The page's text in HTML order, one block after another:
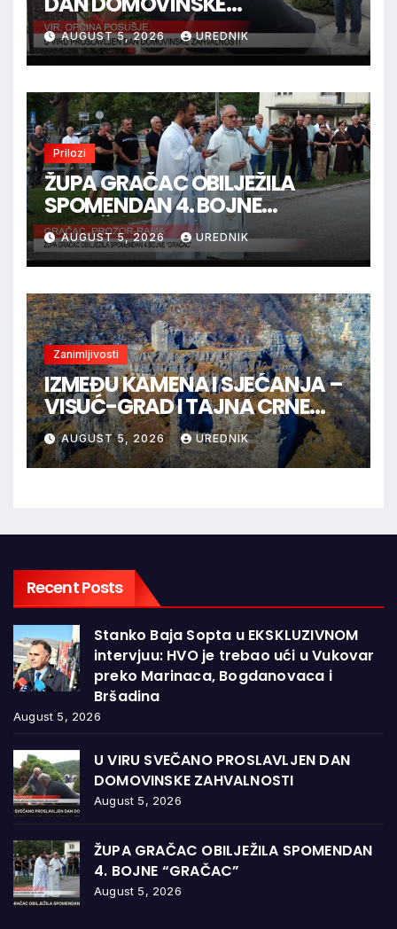
ZAHVALNOSTI
AUGUST 5, 2026 UREDNIK
Prilozi
ŽUPA GRAČAC OBILJEŽILA
SPOMENDAN 4. BOJNE
“GRAČAC”
AUGUST 5, 2026 UREDNIK
Zanimljivosti
IZMEĐU KAMENA I SJEĆANJA –
VISUĆ-GRAD I TAJNA CRNE
KRALJICE
AUGUST 5, 2026 UREDNIK
Recent Posts
Stanko Baja Sopta u EKSKLUZIVNOM
intervjuu: HVO je trebao ući u Vukovar
preko Marinaca, Bogdanovaca i
Bršadina
August 5, 2026
U VIRU SVEČANO PROSLAVLJEN DAN
DOMOVINSKE ZAHVALNOSTI
August 5, 2026
ŽUPA GRAČAC OBILJEŽILA SPOMENDAN
4. BOJNE “GRAČAC”
August 5, 2026